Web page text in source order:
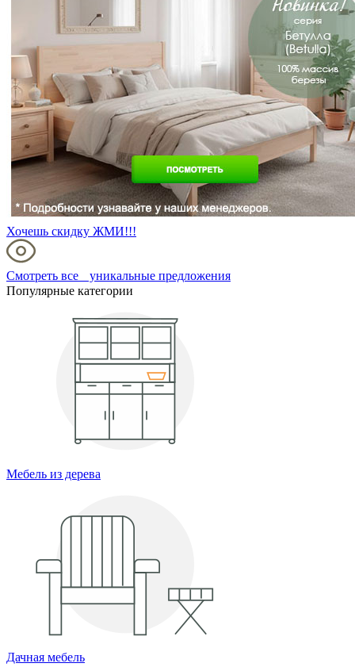
Хочешь скидку ЖМИ!!!
Смотреть все уникальные предложения
Популярные категории
Мебель из дерева
Дачная мебель